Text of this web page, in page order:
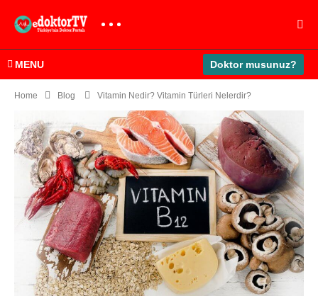
MENU Doktor musunuz?
Home Blog Vitamin Nedir? Vitamin Türleri Nelerdir?